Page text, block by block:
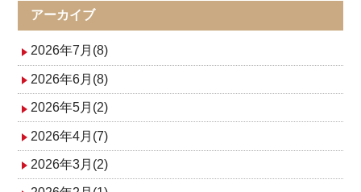
ナ
ビ
ゲ
ー
シ
ョ
アーカイブ
2026年7月(8)
2026年6月(8)
2026年5月(2)
2026年4月(7)
2026年3月(2)